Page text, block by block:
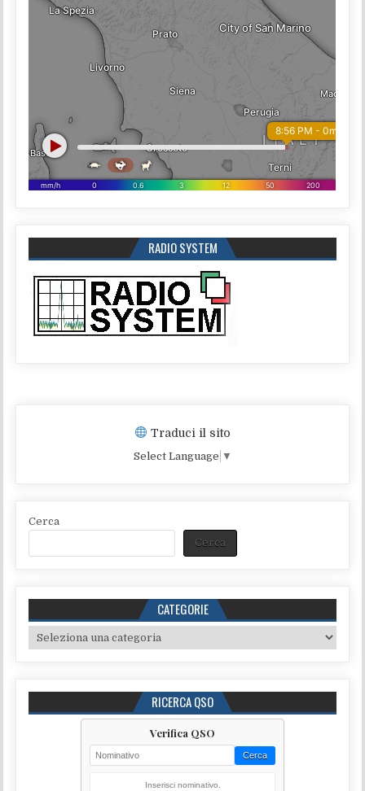
RADIO SYSTEM
Traduci il sito
Select Language ▼
Cerca
Cerca
CATEGORIE
Categorie
RICERCA QSO
Verifica QSO
Cerca
Inserisci nominativo.